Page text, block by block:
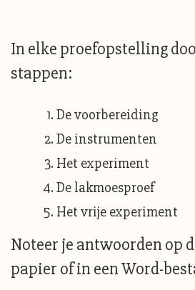
In elke proefopstelling
stappen:
De voorbereiding
De instrumenten
Het experiment
De lakmoesproef
Het vrije experiment
Noteer je antwoorden op
papier of in een Word-